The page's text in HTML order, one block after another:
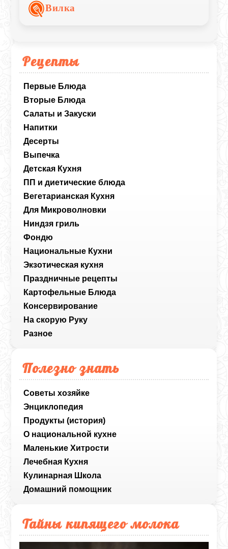
Рецепты
Первые Блюда
Вторые Блюда
Салаты и Закуски
Напитки
Десерты
Выпечка
Детская Кухня
ПП и диетические блюда
Вегетарианская Кухня
Для Микроволновки
Ниндзя гриль
Фондю
Национальные Кухни
Экзотическая кухня
Праздничные рецепты
Картофельные Блюда
Консервирование
На скорую Руку
Разное
Полезно знать
Советы хозяйке
Энциклопедия
Продукты (история)
О национальной кухне
Маленькие Хитрости
Лечебная Кухня
Кулинарная Школа
Домашний помощник
Тайны кипящего молока
насыщенным, а взбитые белки придают
десерту особую лёгкость.
Вилка